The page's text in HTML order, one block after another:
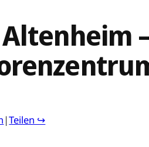
|Teilen ↪